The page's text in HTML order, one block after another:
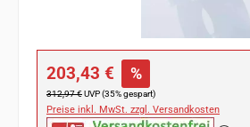
Verkaufspreis:
203,43 € %
Regulärer Preis:
312,97 €UVP (35% gespart)
Preise inkl. MwSt. zzgl. Versandkosten